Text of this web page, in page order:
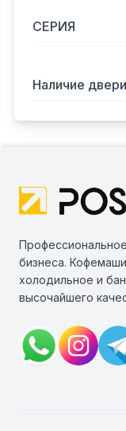
СЕРИЯ
Наличие двери
бизнеса.
холодильное и
высочайшего